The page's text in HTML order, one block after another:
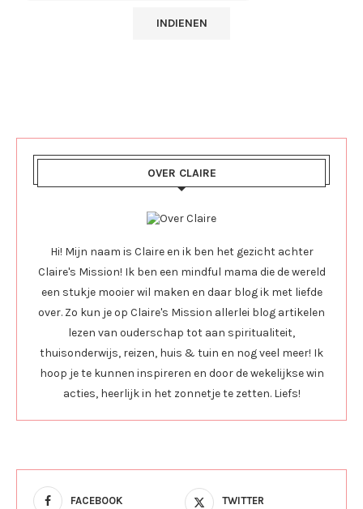
OVER CLAIRE
Hi! Mijn naam is Claire en ik ben het gezicht achter
Claire's Mission! Ik ben een mindful mama die de wereld
een stukje mooier wil maken en daar blog ik met liefde
over. Zo kun je op Claire's Mission allerlei blog artikelen
lezen van ouderschap tot aan spiritualiteit,
thuisonderwijs, reizen, huis & tuin en nog veel meer! Ik
hoop je te kunnen inspireren en door de wekelijkse win
acties, heerlijk in het zonnetje te zetten. Liefs!
FACEBOOK TWITTER